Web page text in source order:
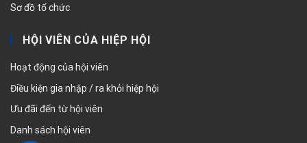
Sơ đồ tổ chức
HỘI VIÊN CỦA HIỆP HỘI
Hoạt động của hội viên
Điều kiện gia nhập / ra khỏi hiệp hội
Ưu đãi đến từ hội viên
Danh sách hội viên